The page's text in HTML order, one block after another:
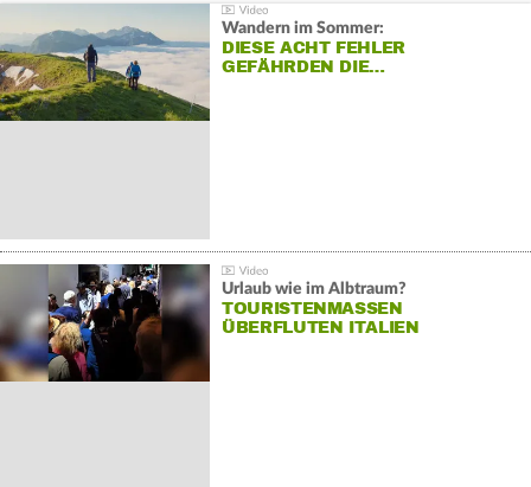
Wandern im Sommer:
DIESE ACHT FEHLER
GEFÄHRDEN DIE…
Urlaub wie im Albtraum?
TOURISTENMASSEN
ÜBERFLUTEN ITALIEN